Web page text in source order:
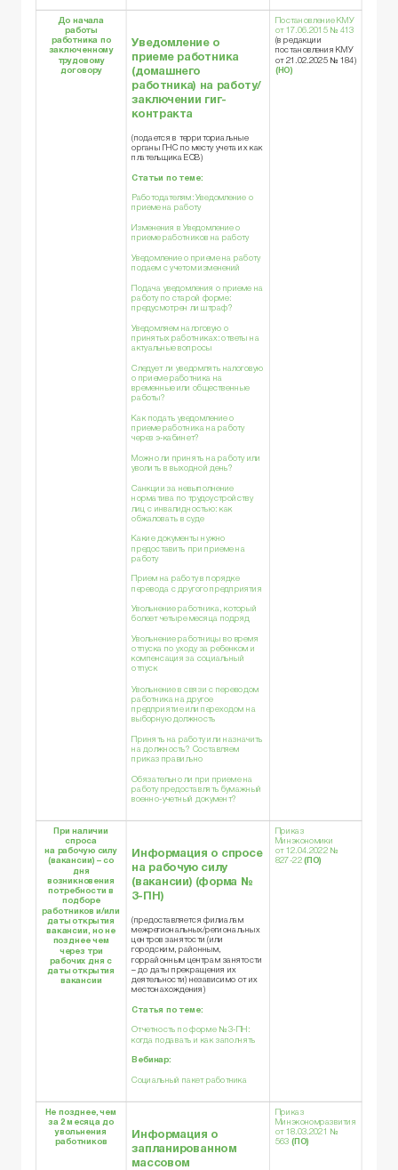
До начала
работы
работника по
заключенному
трудовому
договору
Уведомлениео
приеме работника
(домашнего
работника) на работу/
заключении гиг-
контракта
(подается в территориальные
органы ГНС по месту учета их как
плательщика ЕСВ)
Статьи по теме:
Работодателям: Уведомление о
приеме на работу
Изменения в Уведомление о
приеме работников на работу
Уведомление о приеме на работу
подаем с учетом изменений
Подача уведомления о приеме на
работу по старой форме:
предусмотрен ли штраф?
Уведомляем налоговую о
принятых работниках: ответы на
актуальные вопросы
Следует ли уведомлять налоговую
о приеме работника на
временные или общественные
работы?
Как подать уведомление о
приеме работника на работу
через э-кабинет?
Можно ли принять на работу или
уволить в выходной день?
Санкции за невыполнение
норматива по трудоустройству
лиц с инвалидностью: как
обжаловать в суде
Какие документы нужно
предоставить при приеме на
работу
Прием на работу в порядке
перевода с другого предприятия
Увольнение работника, который
болеет четыре месяца подряд
Увольнение работницы во время
отпуска по уходу за ребенком и
компенсация за социальный
отпуск
Увольнение в связи с переводом
работника на другое
предприятие или переходом на
выборную должность
Принять на работу или назначить
на должность? Составляем
приказ правильно
Обязательно ли при приеме на
работу предоставлять бумажный
военно-учетный документ?
Постановление КМУ
от 17.06.2015 № 413
(в редакции
постановления КМУ
от 21.02.2025 № 184)
(НО)
При наличии
спроса
на рабочую силу
(вакансии) – со
дня
возникновения
потребности в
подборе
работников и/или
даты открытия
вакансии, но не
позднее чем
через три
рабочих дня с
даты открытия
вакансии
Информация о спросе
на рабочую силу
(вакансии) (форма №
3-ПН )
(предоставляется филиалам
межрегиональных/региональных
центров занятости (или
городским, районным,
горрайонным центрам занятости
– до даты прекращения их
деятельности) независимо от их
местонахождения)
Статья по теме:
Отчетность по форме № 3-ПН:
когда подавать и как заполнять
Вебинар:
Социальный пакет работника
Приказ
Минэкономики
от 12.04.2022 №
827-22 (ПО)
Не позднее, чем
за 2 месяца до
увольнения
работников
Информация о
запланированном
массовом
Приказ
Минэкономразвития
от 18.03.2021 №
563 (ПО)